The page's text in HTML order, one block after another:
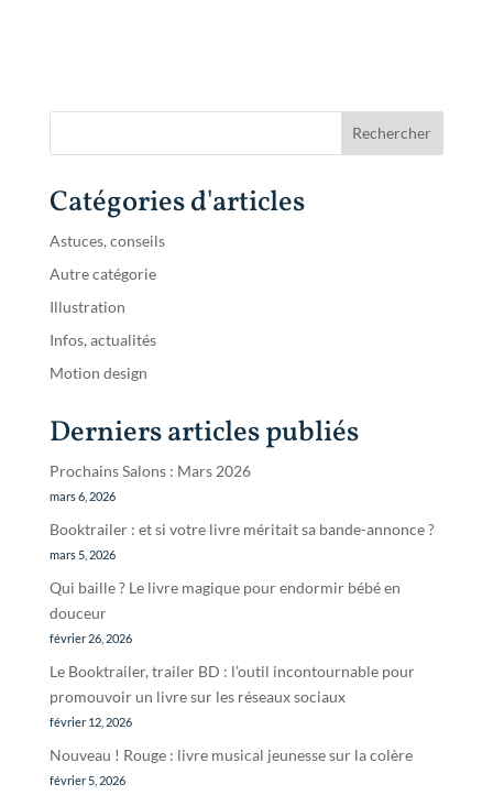
Catégories d'articles
Astuces, conseils
Autre catégorie
Illustration
Infos, actualités
Motion design
Derniers articles publiés
Prochains Salons : Mars 2026
mars 6, 2026
Booktrailer : et si votre livre méritait sa bande-annonce ?
mars 5, 2026
Qui baille ? Le livre magique pour endormir bébé en
douceur
février 26, 2026
Le Booktrailer, trailer BD : l’outil incontournable pour
promouvoir un livre sur les réseaux sociaux
février 12, 2026
Nouveau ! Rouge : livre musical jeunesse sur la colère
février 5, 2026